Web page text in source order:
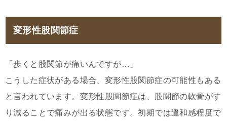
変形性股関節症
「歩くと股関節が痛いんですが…」
こうした症状がある場合、変形性股関節症の可能性もある
と言われています。変形性股関節症は、股関節の軟骨がす
り減ることで痛みが出る状態です。初期では違和感程度で